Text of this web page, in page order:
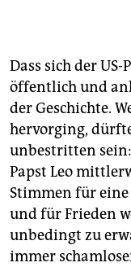
Dass sich der
öffentlich und
der Geschichte.
hervorging,
unbestritten
Papst Leo
Stimmen für
und für Frieden
unbedingt zu
immer